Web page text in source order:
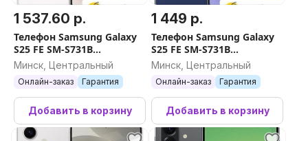
1 537.60 р.
Телефон Samsung Galaxy
S25 FE SM-S731B
8GB/128GB (белый)
Минск, Центральный
Онлайн-заказ Гарантия
Добавить в корзину
1 449 р.
Телефон Samsung Galaxy
S25 FE SM-S731B
8GB/128GB (синий)
Минск, Центральный
Онлайн-заказ Гарантия
Добавить в корзину